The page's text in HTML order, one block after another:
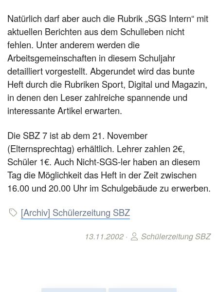
Natürlich darf aber auch die Rubrik „SGS Intern“ mit
aktuellen Berichten aus dem Schulleben nicht
fehlen. Unter anderem werden die
Arbeitsgemeinschaften in diesem Schuljahr
detailliert vorgestellt. Abgerundet wird das bunte
Heft durch die Rubriken Sport, Digital und Magazin,
in denen den Leser zahlreiche spannende und
interessante Artikel erwarten.
Die SBZ 7 ist ab dem 21. November
(Elternsprechtag) erhältlich. Lehrer zahlen 2€,
Schüler 1€. Auch Nicht-SGS-ler haben an diesem
Tag die Möglichkeit das Heft in der Zeit zwischen
16.00 und 20.00 Uhr im Schulgebäude zu erwerben.
[Archiv] Schülerzeitung SBZ
13.11.2002 · Schülerzeitung SBZ